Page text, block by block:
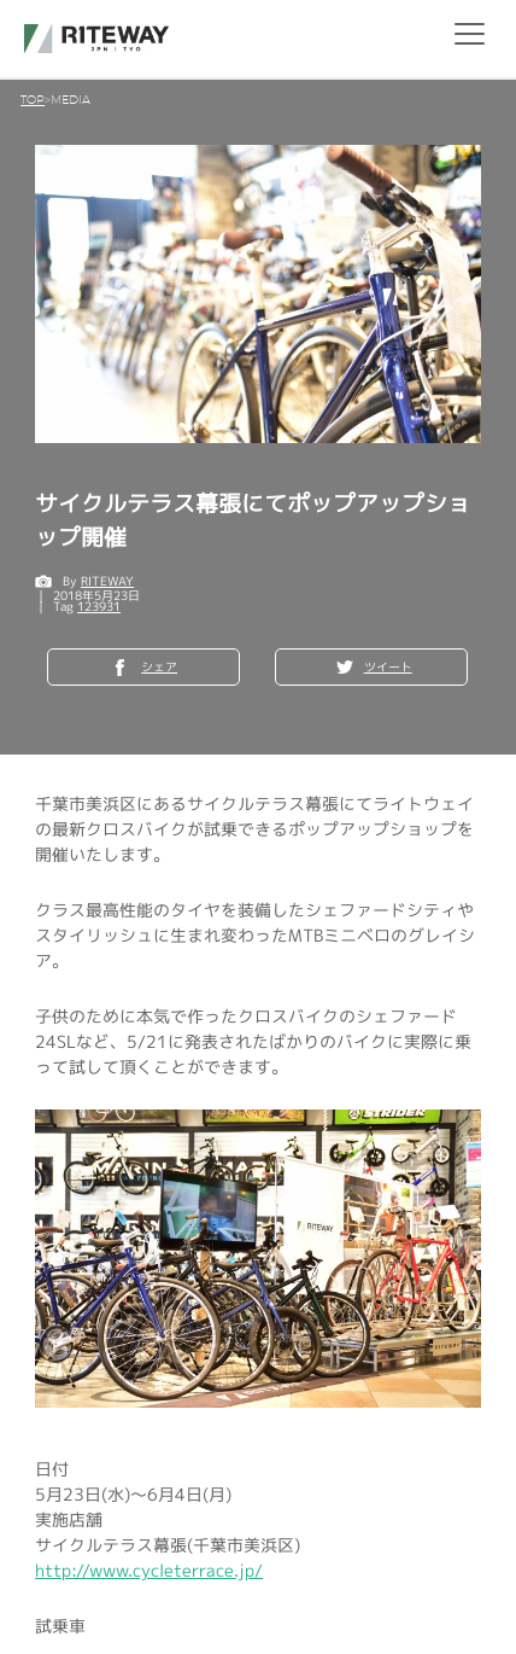
TOP MEDIA
サイクルテラス幕張にてポップアップショ
ップ開催
By RITEWAY
2018年5月23日
Tag 123931
シェア ツイート
千葉市美浜区にあるサイクルテラス幕張にてライトウェイ
の最新クロスバイクが試乗できるポップアップショップを
開催いたします。
クラス最高性能のタイヤを装備したシェファードシティや
スタイリッシュに生まれ変わったMTBミニベロのグレイシ
ア。
子供のために本気で作ったクロスバイクのシェファード
24SLなど、5/21に発表されたばかりのバイクに実際に乗
って試して頂くことができます。
日付
5月23日(水)～6月4日(月)
実施店舗
サイクルテラス幕張(千葉市美浜区)
http://www.cycleterrace.jp/
試乗車